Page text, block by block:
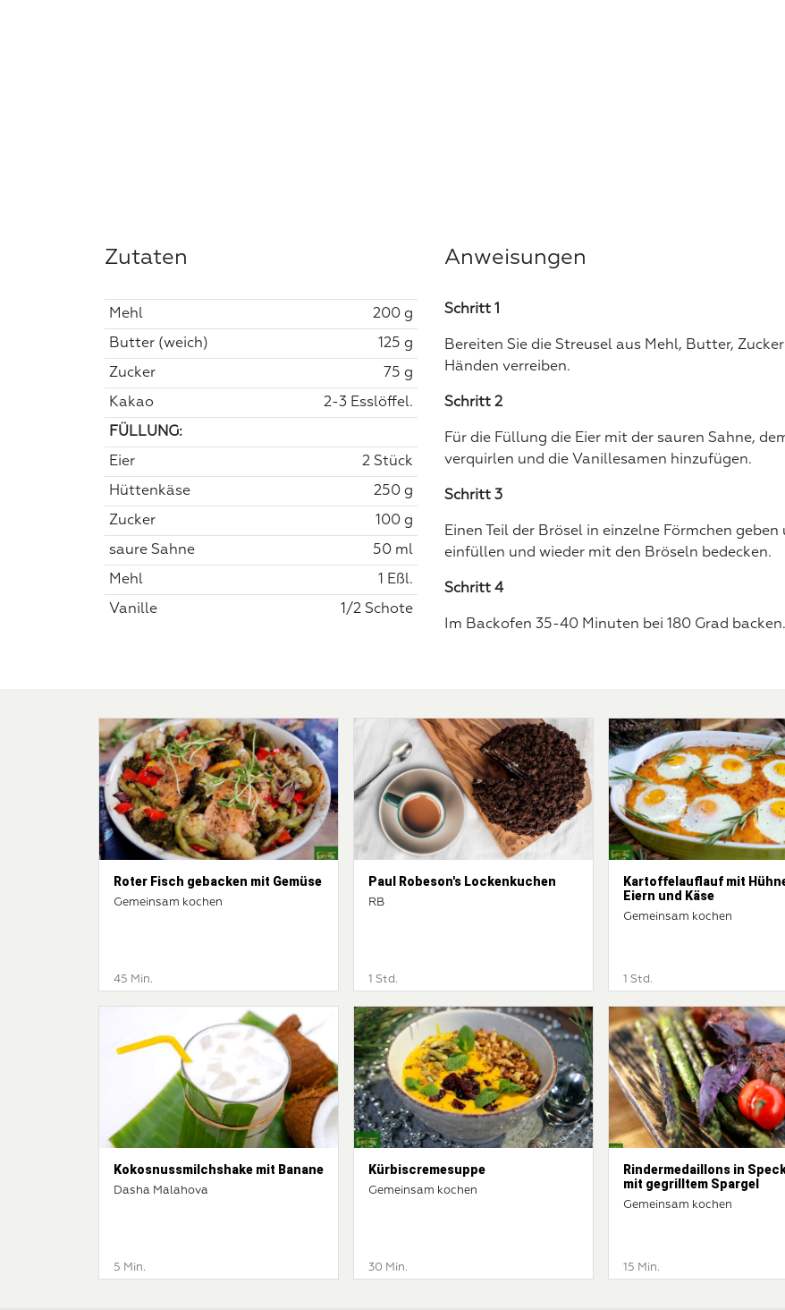
Zutaten
Mehl 200 g
Butter (weich) 125 g
Zucker 75 g
Kakao 2-3 Esslöffel.
FÜLLUNG:
Eier 2 Stück
Hüttenkäse 250 g
Zucker 100 g
saure Sahne 50 ml
Mehl 1 Eßl.
Vanille 1/2 Schote
Anweisungen
Schritt 1
Bereiten Sie die Streusel aus Mehl, Butter,
Händen verreiben.
Schritt 2
Für die Füllung die Eier mit der sauren Sahne,
verquirlen und die Vanillesamen hinzufügen.
Schritt 3
Einen Teil der Brösel in einzelne Förmchen
einfüllen und wieder mit den Bröseln bedecken.
Schritt 4
Im Backofen 35-40 Minuten bei 180 Grad backen.
Roter Fisch gebacken mit Gemüse
Gemeinsam kochen
45 Min.
Paul Robeson's Lockenkuchen
RB
1 Std.
Kartoffelauflauf mit
Eiern und Käse
Gemeinsam kochen
1 Std.
Kokosnussmilchshake mit Banane
Dasha Malahova
5 Min.
Kürbiscremesuppe
Gemeinsam kochen
30 Min.
Rindermedaillons in
mit gegrilltem Spargel
Gemeinsam kochen
15 Min.